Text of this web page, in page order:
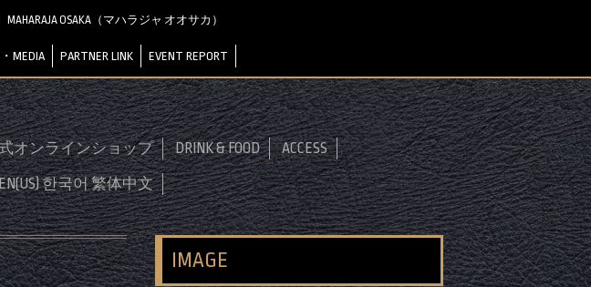
OSAKA（マハラジャ オオサカ）
MEDIA PARTNER LINK EVENT REPORT
式オンラインショップ DRINK & FOOD ACCESS
한국어 繁体中文
IMAGE